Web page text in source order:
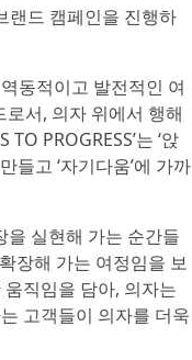
랜드 캠페인을 진행하
동적이고 발전적인 여
서, 의자 위에서 행해
PROGRESS’는 ‘앉
들고 ‘자기다움’에 가까
을 실현해 가는 순간들
장해 가는 여정임을 보
직임을 담아, 의자는
고객들이 의자를 더욱